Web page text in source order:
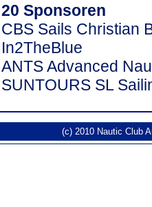
20 Sponsoren
CBS Sails Christian
In2TheBlue
ANTS Advanced
SUNTOURS SL
(c) 2010 Nautic Club